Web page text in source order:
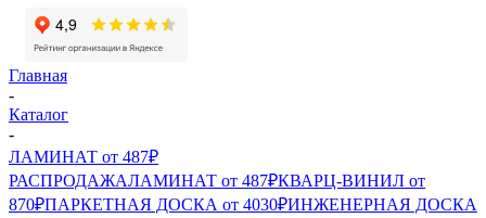
Главная
-
Каталог
-
ЛАМИНАТ от 487₽
РАСПРОДАЖАЛАМИНАТ от 487₽КВАРЦ-ВИНИЛ от
870₽ПАРКЕТНАЯ ДОСКА от 4030₽ИНЖЕНЕРНАЯ ДОСКА